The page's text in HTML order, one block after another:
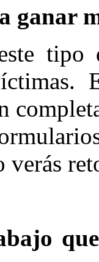
ganar
tipo
verás